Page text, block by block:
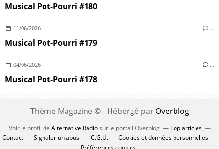
Musical Pot-Pourri #180
11/06/2026 …
Musical Pot-Pourri #179
04/06/2026 …
Musical Pot-Pourri #178
Thème Magazine © - Hébergé par Overblog
Voir le profil de Alternative Radiosur le portail Overblog
Top articles
Contact
Signaler un abus C.G.U.
Cookies et données personnelles
Préférences cookies